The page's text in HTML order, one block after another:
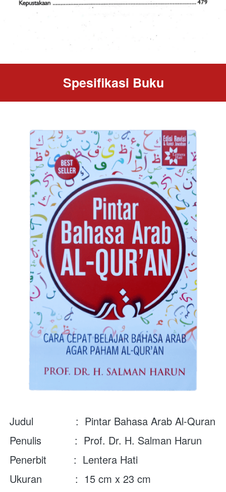
Spesifikasi Buku
Judul              :  Pintar Bahasa Arab Al-Quran
Penulis           : Prof. Dr. H. Salman Harun
Penerbit         :  Lentera Hati
Ukuran           :  15 cm x 23 cm